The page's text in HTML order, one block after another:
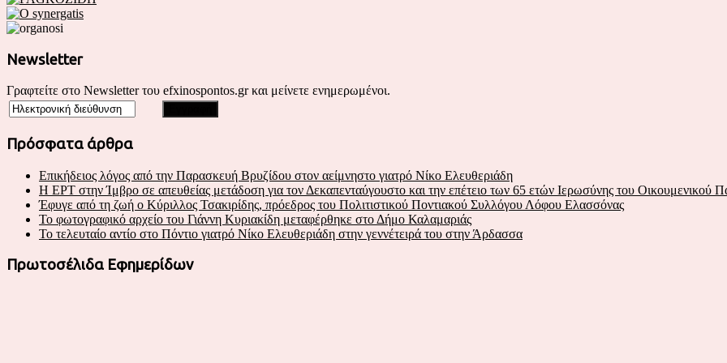
Newsletter
Γραφτείτε στο Newsletter του efxinospontos.gr και μείνετε ενημερωμένοι.
Πρόσφατα άρθρα
Επικήδειος λόγος από την Παρασκευή Βρυζίδου στον αείμνηστο γιατρό Νίκο Ελευθεριάδη
Η ΕΡΤ στην Ίμβρο σε απευθείας μετάδοση για τον Δεκαπενταύγουστο και την επέτειο των 65 ετών Ιερωσύνης του Οικουμενικού
Έφυγε από τη ζωή ο Κύριλλος Τσακιρίδης, πρόεδρος του Πολιτιστικού Ποντιακού Συλλόγου Λόφου Ελασσόνας
Το φωτογραφικό αρχείο του Γιάννη Κυριακίδη μεταφέρθηκε στο Δήμο Καλαμαριάς
Το τελευταίο αντίο στο Πόντιο γιατρό Νίκο Ελευθεριάδη στην γεννέτειρά του στην Άρδασσα
Πρωτοσέλιδα Εφημερίδων